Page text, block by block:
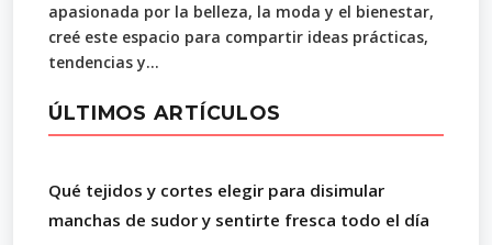
apasionada por la belleza, la moda y el bienestar,
creé este espacio para compartir ideas prácticas,
tendencias y...
ÚLTIMOS ARTÍCULOS
Qué tejidos y cortes elegir para disimular
manchas de sudor y sentirte fresca todo el día